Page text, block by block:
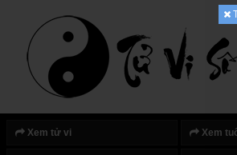
Xem tử vi Xem